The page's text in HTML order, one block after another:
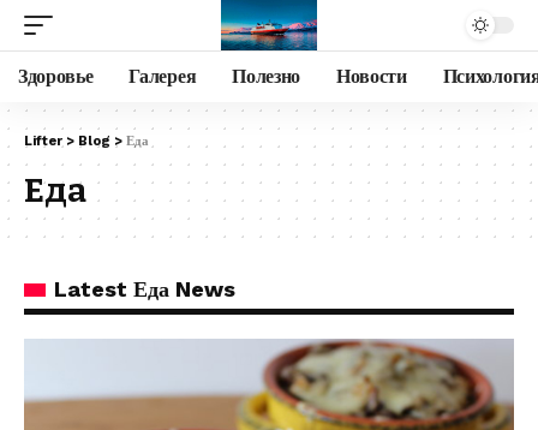
Здоровье Галерея Полезно Новости
Lifter > Blog > Еда
Еда
Latest Еда News